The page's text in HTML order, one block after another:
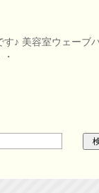
♪ 美容室ウェーブ